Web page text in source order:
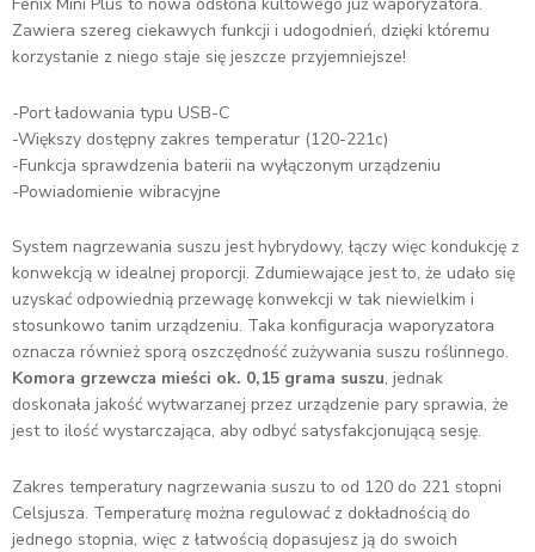
Zawiera szereg ciekawych funkcji i udogodnień, dzięki któremu
korzystanie z niego staje się jeszcze przyjemniejsze!
-Port ładowania typu USB-C
-Większy dostępny zakres temperatur (120-221c)
-Funkcja sprawdzenia baterii na wyłączonym urządzeniu
-Powiadomienie wibracyjne
System nagrzewania suszu jest hybrydowy, łączy więc kondukcję z
konwekcją w idealnej proporcji. Zdumiewające jest to, że udało się
uzyskać odpowiednią przewagę konwekcji w tak niewielkim i
stosunkowo tanim urządzeniu. Taka konfiguracja waporyzatora
oznacza również sporą oszczędność zużywania suszu roślinnego.
Komora grzewcza mieści ok. 0,15 grama suszu, jednak
doskonała jakość wytwarzanej przez urządzenie pary sprawia, że
jest to ilość wystarczająca, aby odbyć satysfakcjonującą sesję.
Zakres temperatury nagrzewania suszu to od 120 do 221 stopni
Celsjusza. Temperaturę można regulować z dokładnością do
jednego stopnia, więc z łatwością dopasujesz ją do swoich